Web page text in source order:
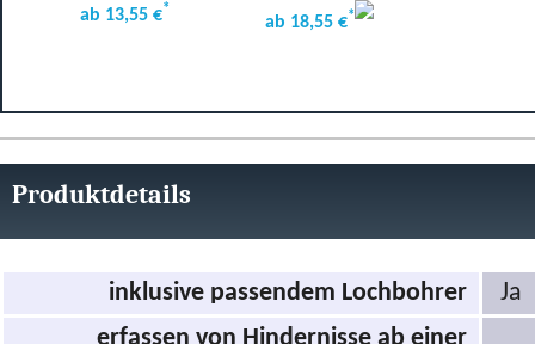
ab 13,55 €*
ab 18,55 €*
Produktdetails
inklusive passendem Lochbohrer
Ja